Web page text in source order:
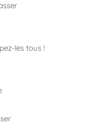
les tous !